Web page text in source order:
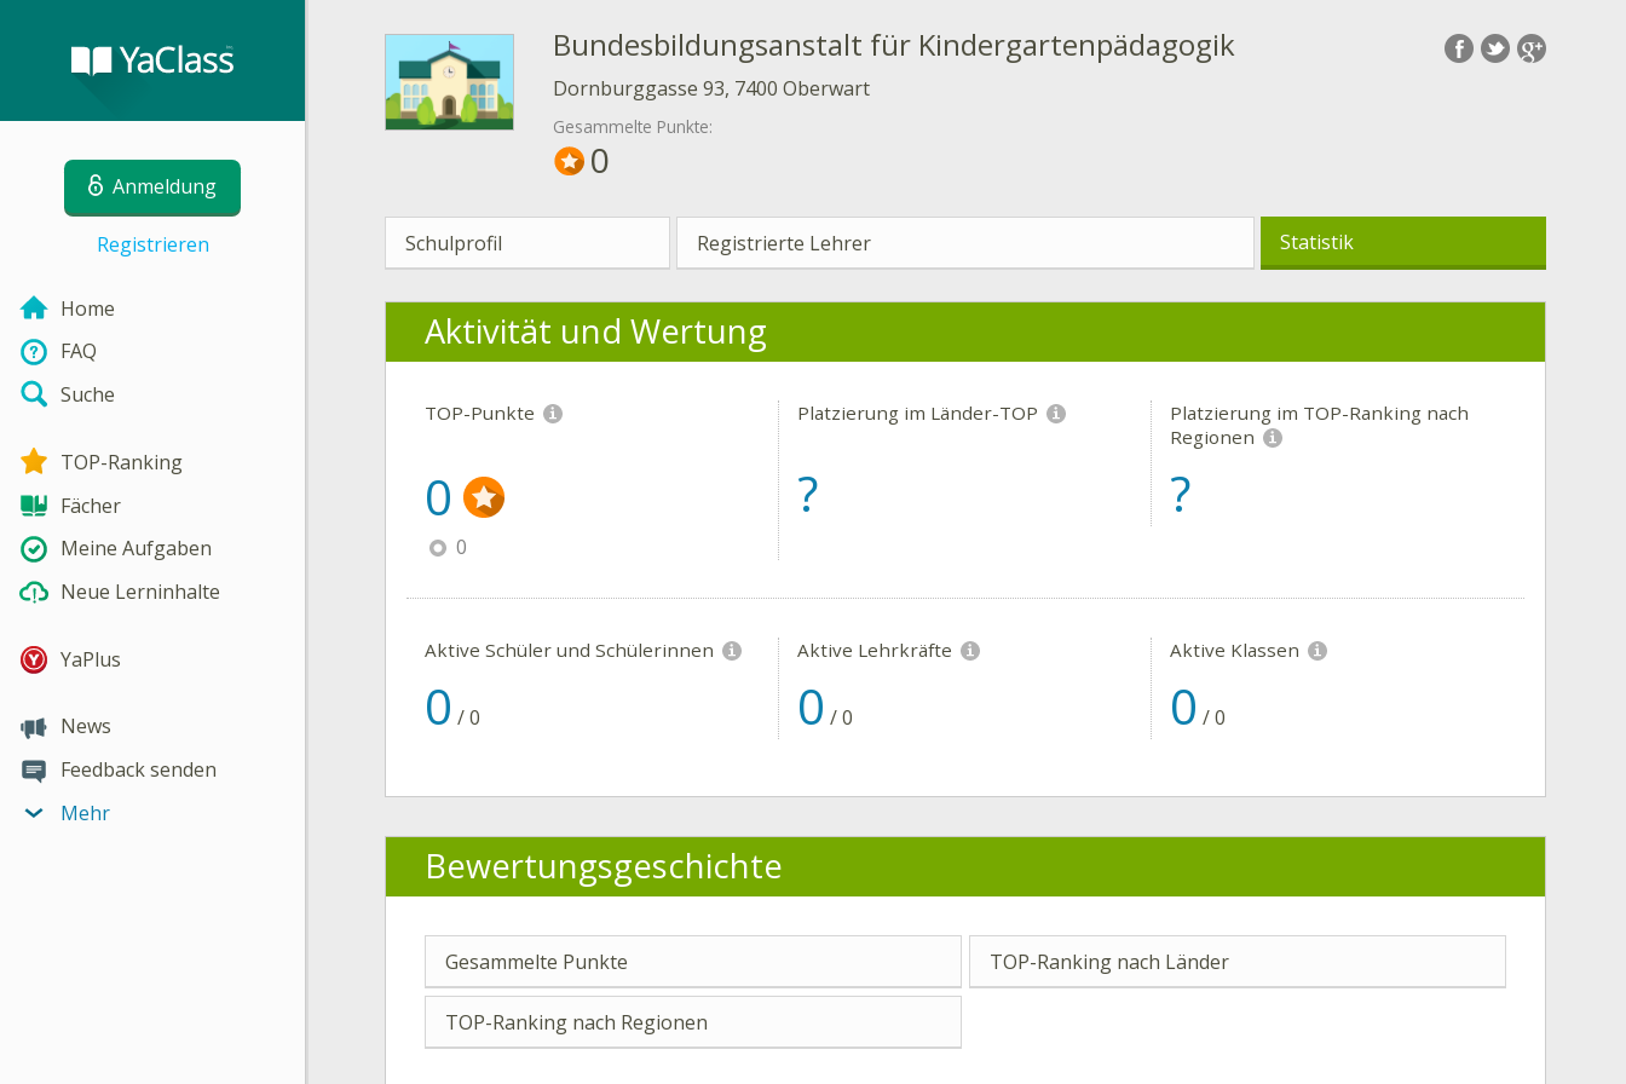
Anmeldung
Registrieren
Home
FAQ
Suche
TOP-Ranking
Fächer
Meine Aufgaben
Neue Lerninhalte
YaPlus
News
Feedback senden
Mehr
Bundesbildungsanstalt für Kindergartenpädagogik
Dornburggasse 93, 7400 Oberwart
Gesammelte Punkte:
0
Schulprofil Registrierte Lehrer Statistik
Aktivität und Wertung
TOP-Punkte
0
0
Platzierung im Länder-TOP
?
Platzierung im TOP-Ranking nach
Regionen
?
Aktive Schüler und Schülerinnen
0 /0
Aktive Lehrkräfte
0 /0
Aktive Klassen
0 /0
Bewertungsgeschichte
Gesammelte Punkte TOP-Ranking nach Länder
TOP-Ranking nach Regionen